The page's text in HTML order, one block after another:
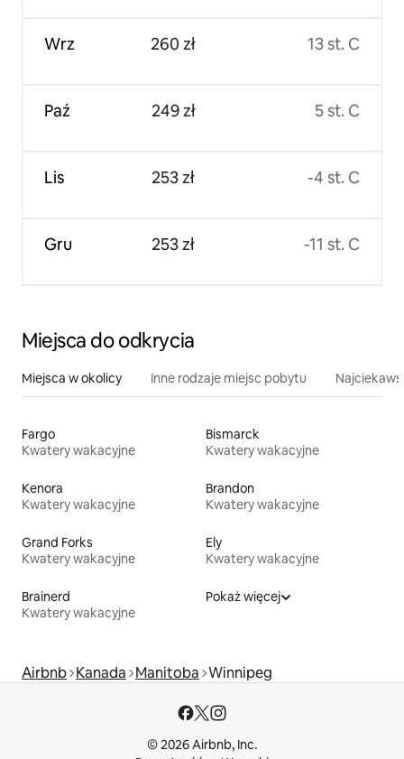
Wrz
Paź
Lis
Gru
260 zł
249 zł
253 zł
253 zł
13 st. C
5 st. C
-4 st. C
-11 st. C
Miejsca do odkrycia
Miejsca w okolicy Inne rodzaje miejsc pobytu
Fargo
Kwatery wakacyjne
Bismarck
Kwatery wakacyjne
Kenora
Kwatery wakacyjne
Brandon
Kwatery wakacyjne
Grand Forks
Kwatery wakacyjne
Ely
Kwatery wakacyjne
Brainerd
Kwatery wakacyjne
Pokaż więcej
Airbnb Kanada Manitoba Winnipeg
© 2026 Airbnb, Inc.